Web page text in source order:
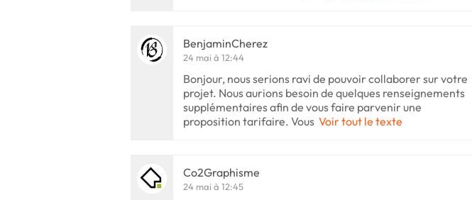
BenjaminCherez
24 mai à 12:44
Bonjour, nous serions ravi de pouvoir collaborer sur votre
projet. Nous aurions besoin de quelques renseignements
supplémentaires afin de vous faire parvenir une
proposition tarifaire. Vous Voir tout le texte
Co2Graphisme
24 mai à 12:45